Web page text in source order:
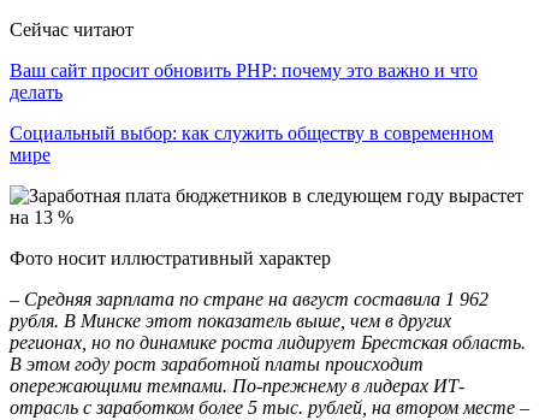
Сейчас читают
Ваш сайт просит обновить PHP: почему это важно и что
делать
Социальный выбор: как служить обществу в современном
мире
Фото носит иллюстративный характер
– Средняя зарплата по стране на август составила 1 962
рубля. В Минске этот показатель выше, чем в других
регионах, но по динамике роста лидирует Брестская область.
В этом году рост заработной платы происходит
опережающими темпами. По-прежнему в лидерах ИТ-
отрасль с заработком более 5 тыс. рублей, на втором месте –